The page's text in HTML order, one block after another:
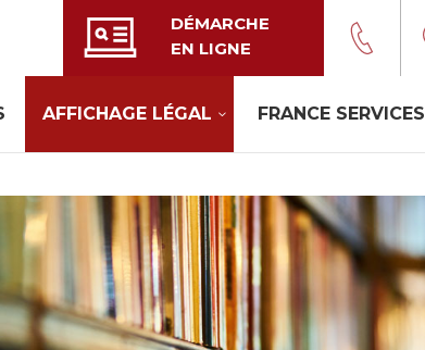
DÉMARCHE
EN LIGNE
AFFICHAGE LÉGAL FRANCE SERVICES